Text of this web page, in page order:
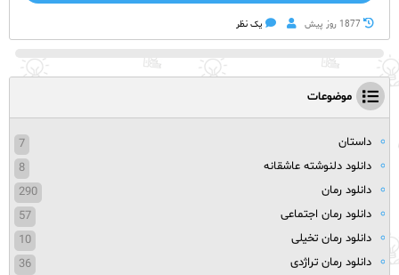
1877 روز پيش یک نظر
موضوعات
داستان
7
دانلود دلنوشته عاشقانه
8
دانلود رمان
290
دانلود رمان اجتماعی
57
دانلود رمان تخیلی
10
دانلود رمان تراژدی
36